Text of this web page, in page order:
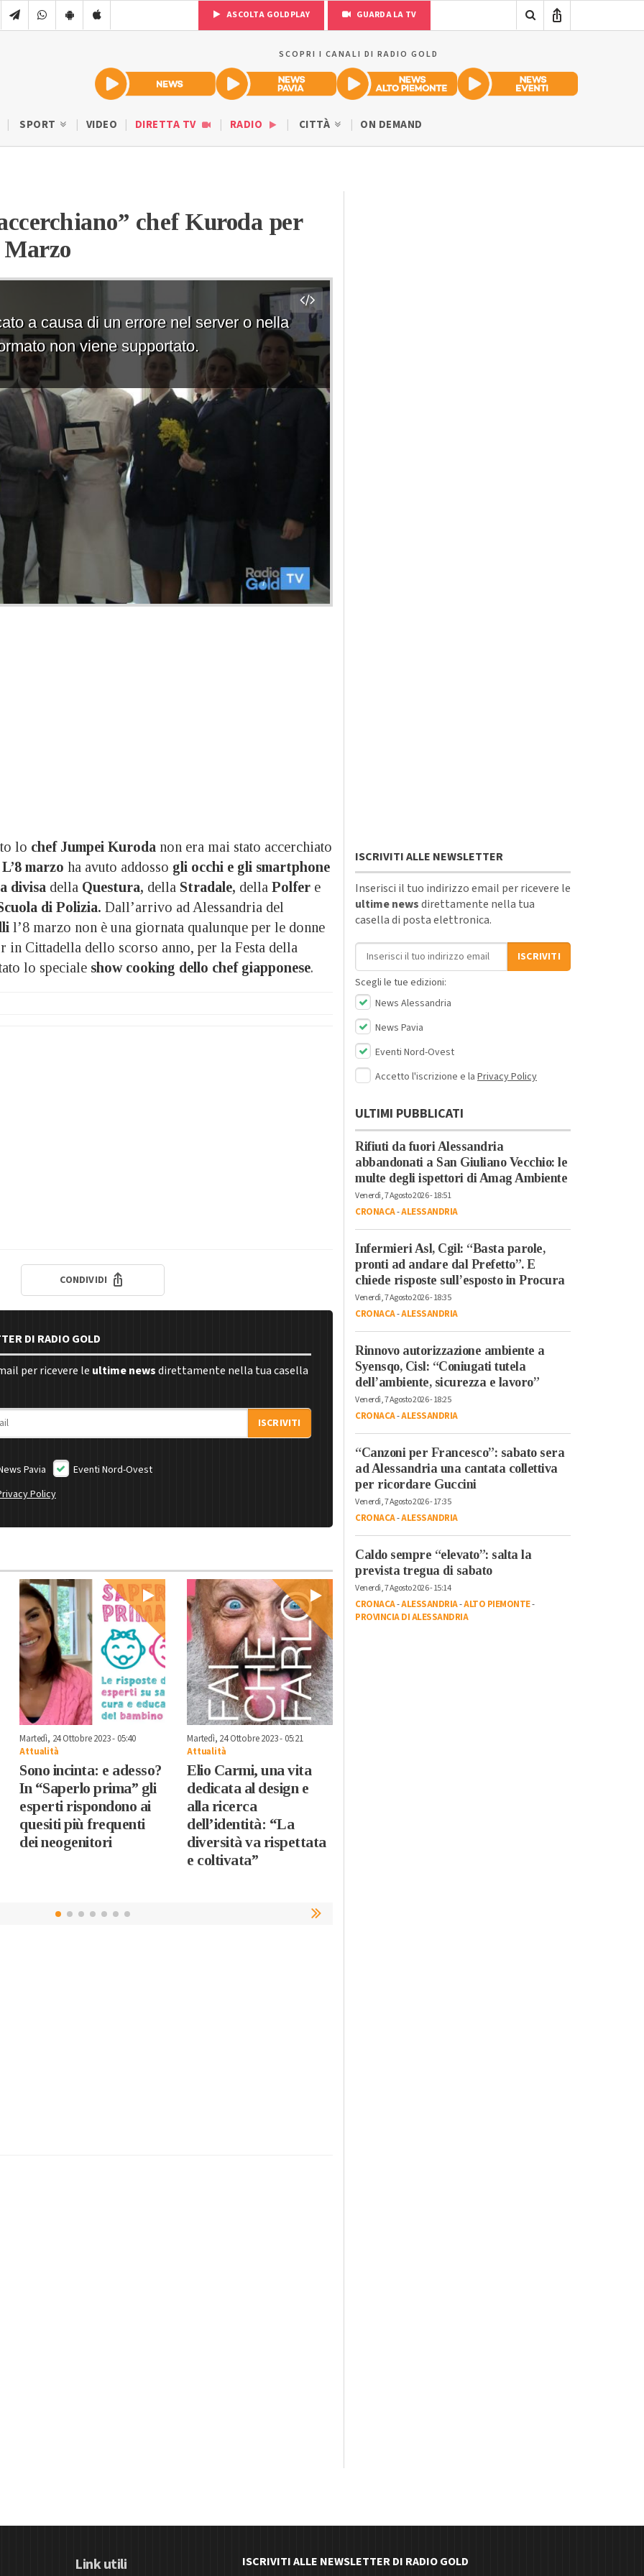
ASCOLTA GOLDPLAY GUARDA LA TV
SCOPRI I CANALI DI RADIO GOLD
SPORT VIDEO DIRETTA TV RADIO CITTÀ ON DEMAND
chef Kuroda per
Marzo
lo chef Jumpei Kuroda non era mai stato accerchiato
L’8 marzo ha avuto addosso gli occhi e gli smartphone
divisa della Questura, della Stradale, della Polfere
di Polizia. Dall’arrivo ad Alessandria del
l’8 marzo non è una giornata qualunque per le donne
Cittadella dello scorso anno, per la Festa della
lo speciale show cooking dello chef giapponese.
CONDIVIDI
DI RADIO GOLD
per ricevere le ultime newsdirettamente nella tua casella
ISCRIVITI
Pavia
Eventi Nord-Ovest
Policy
Martedì, 24 Ottobre 2023 - 05:40
Attualità
Sono incinta: e adesso?
In “Saperlo prima” gli
esperti rispondono ai
quesiti più frequenti
dei neogenitori
Martedì, 24 Ottobre 2023 - 05:21
Attualità
Elio Carmi, una vita
dedicata al design e
alla ricerca
dell’identità: “La
diversità va rispettata
e coltivata”
ISCRIVITI ALLE NEWSLETTER
Inserisci il tuo indirizzo email per ricevere le
ultime newsdirettamente nella tua
casella di posta elettronica.
Indirizzo email
ISCRIVITI
Scegli le tue edizioni:
News Alessandria
News Pavia
Eventi Nord-Ovest
Accetto l'iscrizione e la Privacy Policy
ULTIMI PUBBLICATI
Rifiuti da fuori Alessandria
abbandonati a San Giuliano Vecchio: le
multe degli ispettori di Amag Ambiente
Venerdì, 7 Agosto 2026 - 18:51
CRONACA-ALESSANDRIA
Infermieri Asl, Cgil: “Basta parole,
pronti ad andare dal Prefetto”. E
chiede risposte sull’esposto in Procura
Venerdì, 7 Agosto 2026 - 18:35
CRONACA-ALESSANDRIA
Rinnovo autorizzazione ambiente a
Syensqo, Cisl: “Coniugati tutela
dell’ambiente, sicurezza e lavoro”
Venerdì, 7 Agosto 2026 - 18:25
CRONACA-ALESSANDRIA
“Canzoni per Francesco”: sabato sera
ad Alessandria una cantata collettiva
per ricordare Guccini
Venerdì, 7 Agosto 2026 - 17:35
CRONACA-ALESSANDRIA
Caldo sempre “elevato”: salta la
prevista tregua di sabato
Venerdì, 7 Agosto 2026 - 15:14
CRONACA-ALESSANDRIA-ALTO PIEMONTE-
PROVINCIA DI ALESSANDRIA
Link utili ISCRIVITI ALLE NEWSLETTER DI RADIO GOLD